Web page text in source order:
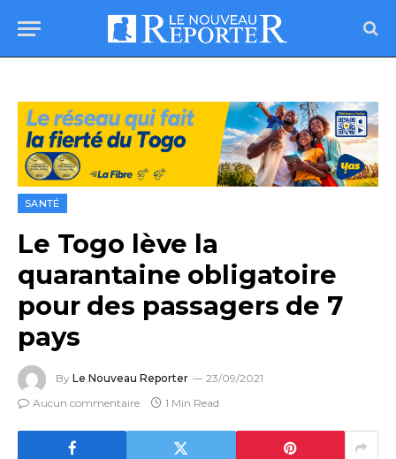
SANTÉ
Le Togo lève la
quarantaine obligatoire
pour des passagers de 7
pays
By Le Nouveau Reporter
23/09/2021
Aucun commentaire
1 Min Read